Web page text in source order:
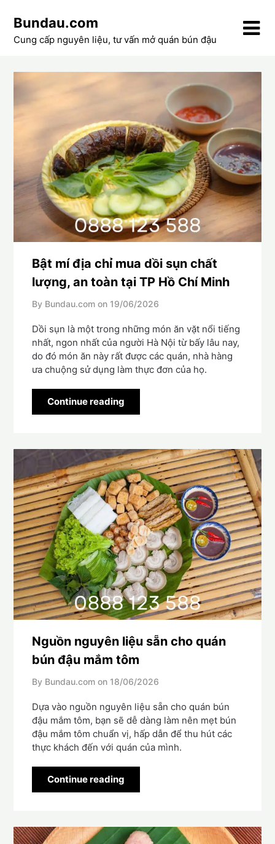
content
Bundau.com
Cung cấp nguyên liệu, tư vấn mở quán bún đậu
Bật mí địa chỉ mua dồi sụn chất
lượng, an toàn tại TP Hồ Chí Minh
By Bundau.com on 19/06/2026
Dồi sụn là một trong những món ăn vặt nổi tiếng
nhất, ngon nhất của người Hà Nội từ bấy lâu nay,
do đó món ăn này rất được các quán, nhà hàng
ưa chuộng sử dụng làm thực đơn của họ.
Continue reading
Nguồn nguyên liệu sẵn cho quán
bún đậu mắm tôm
By Bundau.com on 18/06/2026
Dựa vào nguồn nguyên liệu sẵn cho quán bún
đậu mắm tôm, bạn sẽ dễ dàng làm nên mẹt bún
đậu mắm tôm chuẩn vị, hấp dẫn để thu hút các
thực khách đến với quán của mình.
Continue reading